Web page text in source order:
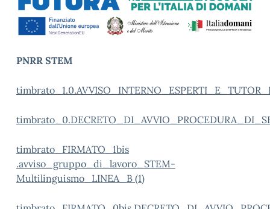
PNRR STEM
timbrato_
timbrato_FIRMATO_1bis
.avviso_gruppo_di_lavoro_STEM-
Multilinguismo_LINEA_B (1)